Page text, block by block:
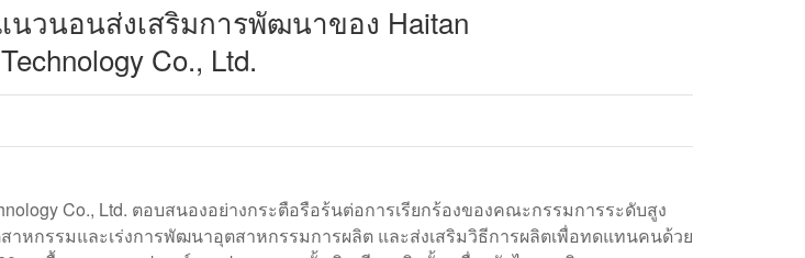
นวนอนส่งเสริมการพัฒนาของ Haitan
Co., Ltd.
Co., Ltd. ตอบสนองอย่างกระตือรือร้นต่อการเรียกร้องของคณะกรรมการระดับสูง
าหกรรมและเร่งการพัฒนาอุตสาหกรรมการผลิต และส่งเสริมวิธีการผลิตเพื่อทดแทนคนด้วย